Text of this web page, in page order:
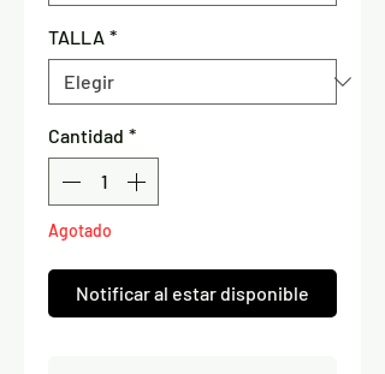
TALLA *
Cantidad *
Agotado
Notificar al estar disponible